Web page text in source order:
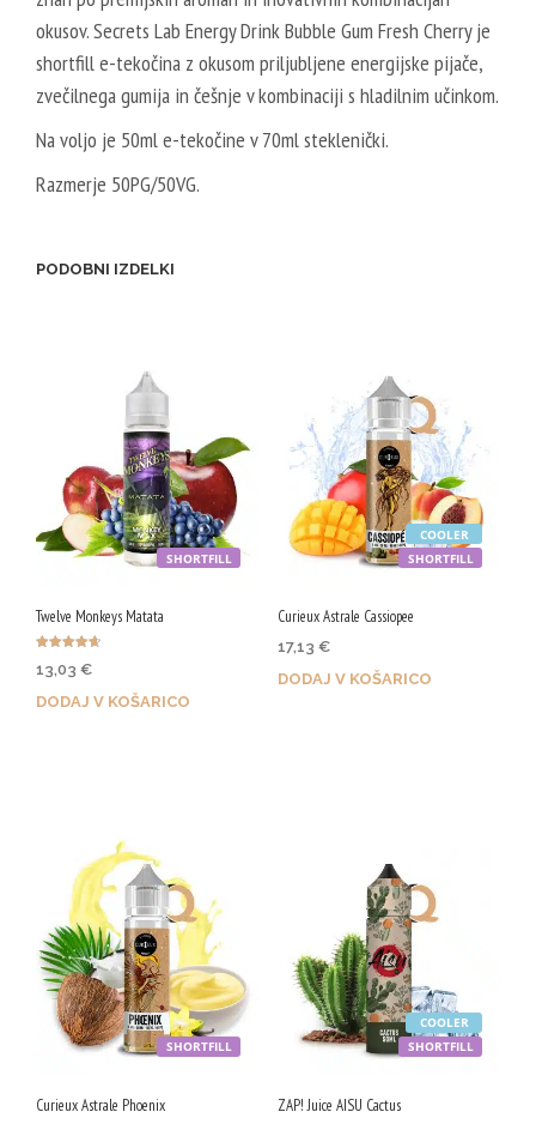
T
A
L
V
/
E
R
G
E
L
V
okusov. Secrets Lab Energy Drink Bubble Gum Fresh Cherry je
shortfill e-tekočina z okusom priljubljene energijske pijače,
zvečilnega gumija in češnje v kombinaciji s hladilnim učinkom.
Na voljo je 50ml e-tekočine v 70ml steklenički.
Razmerje 50PG/50VG.
PODOBNI IZDELKI
SHORTFILL
Twelve Monkeys Matata
4.67
13,03 €
DODAJ V KOŠARICO
SHORTFILL
COOLER
Curieux Astrale Cassiopee
17,13 €
DODAJ V KOŠARICO
SHORTFILL
Curieux Astrale Phoenix
SHORTFILL
COOLER
ZAP! Juice AISU Cactus